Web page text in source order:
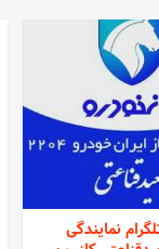
نمایندگی